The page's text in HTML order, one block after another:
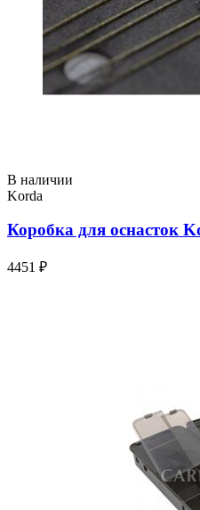
В наличии
Korda
Коробка для оснасток
4451 ₽